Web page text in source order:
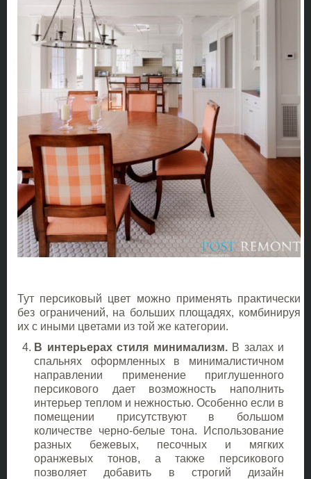
Тут персиковый цвет можно применять практически
без ограничений, на больших площадях, комбинируя
их с иными цветами из той же категории.
В интерьерах стиля минимализм.В залах и
спальнях оформленных в минималистичном
направлении применение приглушенного
персикового дает возможность наполнить
интерьер теплом и нежностью. Особенно если в
помещении присутствуют в большом
количестве черно-белые тона. Использование
разных бежевых, песочных и мягких
оранжевых тонов, а также персикового
позволяет добавить в строгий дизайн